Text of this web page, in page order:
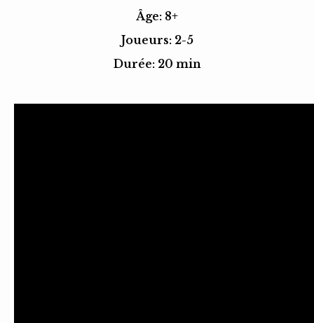
Âge: 8+
Joueurs: 2-5
Durée: 20 min